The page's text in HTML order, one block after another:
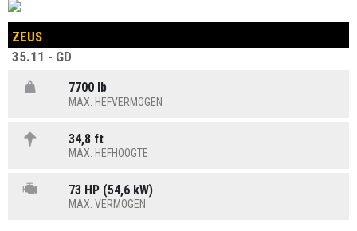
ZEUS
35.11 - GD
7700 lb
MAX. HEFVERMOGEN
34,8 ft
MAX. HEFHOOGTE
73 HP (54,6 kW)
MAX. VERMOGEN